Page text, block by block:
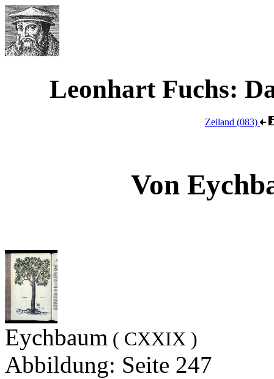
Leonhart Fuchs:
Zeiland (083)
Von
Eychbaum ( CXXIX )
Abbildung: Seite 247